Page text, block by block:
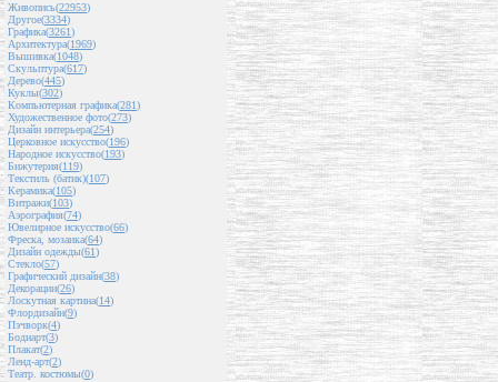
Живопись(22953)
Другое(3334)
Графика(3261)
Архитектура(1969)
Вышивка(1048)
Скульптура(617)
Дерево(445)
Куклы(302)
Компьютерная графика(281)
Художественное фото(273)
Дизайн интерьера(254)
Церковное искусство(196)
Народное искусство(193)
Бижутерия(119)
Текстиль (батик)(107)
Керамика(105)
Витражи(103)
Аэрография(74)
Ювелирное искусство(66)
Фреска, мозаика(64)
Дизайн одежды(61)
Стекло(57)
Графический дизайн(38)
Декорации(26)
Лоскутная картина(14)
Флордизайн(9)
Пэчворк(4)
Бодиарт(3)
Плакат(2)
Ленд-арт(2)
Театр. костюмы(0)